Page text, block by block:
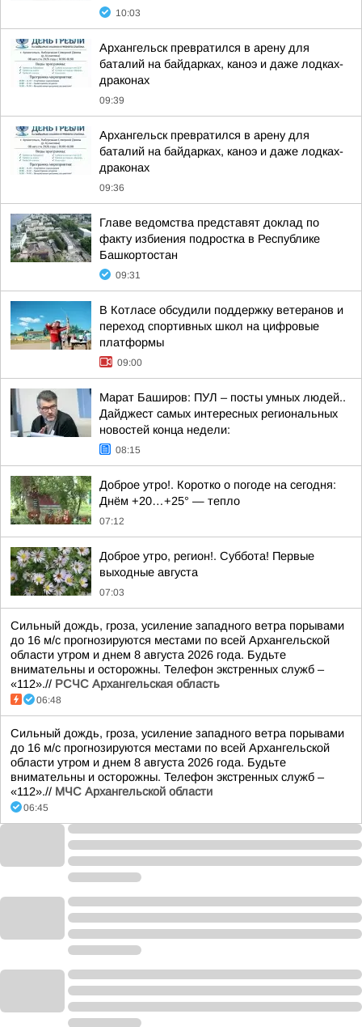
10:03
Архангельск превратился в арену для
баталий на байдарках, каноэ и даже лодках-
драконах
09:39
Архангельск превратился в арену для
баталий на байдарках, каноэ и даже лодках-
драконах
09:36
Главе ведомства представят доклад по
факту избиения подростка в Республике
Башкортостан
09:31
В Котласе обсудили поддержку ветеранов и
переход спортивных школ на цифровые
платформы
09:00
Марат Баширов: ПУЛ – посты умных людей..
Дайджест самых интересных региональных
новостей конца недели:
08:15
Доброе утро!. Коротко о погоде на сегодня:
Днём +20…+25° — тепло
07:12
Доброе утро, регион!. Суббота! Первые
выходные августа
07:03
Сильный дождь, гроза, усиление западного ветра порывами
до 16 м/с прогнозируются местами по всей Архангельской
области утром и днем 8 августа 2026 года. Будьте
внимательны и осторожны. Телефон экстренных служб –
«112».// РСЧС Архангельская область
06:48
Сильный дождь, гроза, усиление западного ветра порывами
до 16 м/с прогнозируются местами по всей Архангельской
области утром и днем 8 августа 2026 года. Будьте
внимательны и осторожны. Телефон экстренных служб –
«112».// МЧС Архангельской области
06:45